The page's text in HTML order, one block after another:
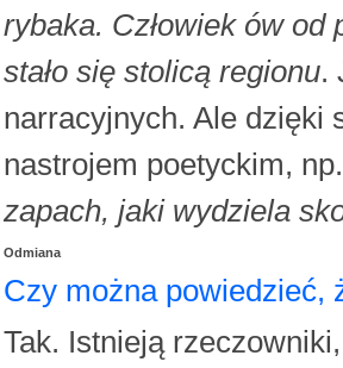
rybaka. Człowiek ów od
stało się stolicą regionu.
narracyjnych. Ale dzięki
nastrojem poetyckim, np.
zapach, jaki wydziela
Odmiana
Czy można powiedzieć,
Tak. Istnieją